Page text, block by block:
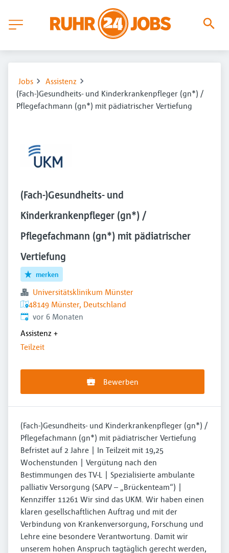
Jobs
Assistenz
(Fach-)Gesundheits- und Kinderkrankenpfleger (gn*) /
Pflegefachmann (gn*) mit pädiatrischer Vertiefung
(Fach-)Gesundheits- und
Kinderkrankenpfleger (gn*) /
Pflegefachmann (gn*) mit pädiatrischer
Vertiefung
merken
Universitätsklinikum Münster
48149 Münster, Deutschland
Veröffentlicht:
vor 6 Monaten
Assistenz +
Teilzeit
Bewerben
(Fach-)Gesundheits- und Kinderkrankenpfleger (gn*) /
Pflegefachmann (gn*) mit pädiatrischer Vertiefung
Befristet auf 2 Jahre | In Teilzeit mit 19,25
Wochenstunden | Vergütung nach den
Bestimmungen des TV-L | Spezialisierte ambulante
palliativ Versorgung (SAPV – „Brückenteam“) |
Kennziffer 11261 Wir sind das UKM. Wir haben einen
klaren gesellschaftlichen Auftrag und mit der
Verbindung von Krankenversorgung, Forschung und
Lehre eine besondere Verantwortung. Damit wir
unserem hohen Anspruch tagtäglich gerecht werden,